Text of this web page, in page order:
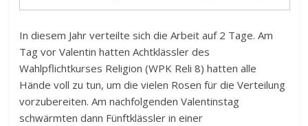
In diesem Jahr verteilte sich die Arbeit auf 2 Tage. Am
Tag vor Valentin hatten Achtklässler des
Wahlpflichtkurses Religion (WPK Reli 8) hatten alle
Hände voll zu tun, um die vielen Rosen für die Verteilung
vorzubereiten. Am nachfolgenden Valentinstag
schwärmten dann Fünftklässler in einer